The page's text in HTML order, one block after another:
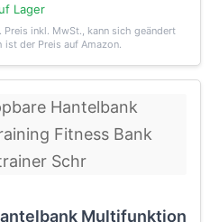
Lager
. Preis inkl. MwSt., kann sich geändert
ist der Preis auf Amazon.
Multifunktion